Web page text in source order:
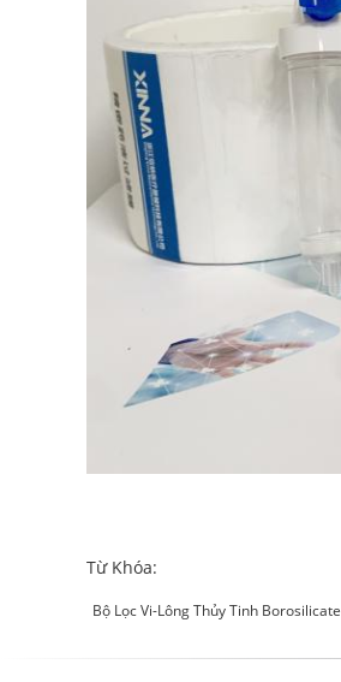
Từ Khóa:
Bộ Lọc Vi-Lông Thủy Tinh Borosilicate